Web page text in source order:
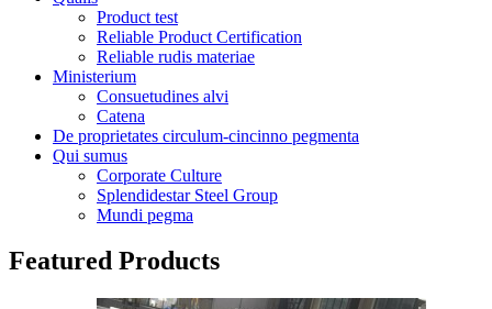
Product test
Reliable Product Certification
Reliable rudis materiae
Ministerium
Consuetudines alvi
Catena
De proprietates circulum-cincinno pegmenta
Qui sumus
Corporate Culture
Splendidestar Steel Group
Mundi pegma
Featured Products